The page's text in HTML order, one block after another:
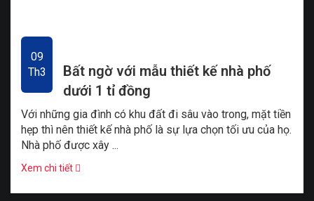
Bất ngờ với mẫu thiết kế nhà phố
dưới 1 tỉ đồng
Với những gia đình có khu đất đi sâu vào trong, mặt tiền
hẹp thì nên thiết kế nhà phố là sự lựa chọn tối ưu của họ.
Nhà phố được xây ...
09
Th3
Xem chi tiết